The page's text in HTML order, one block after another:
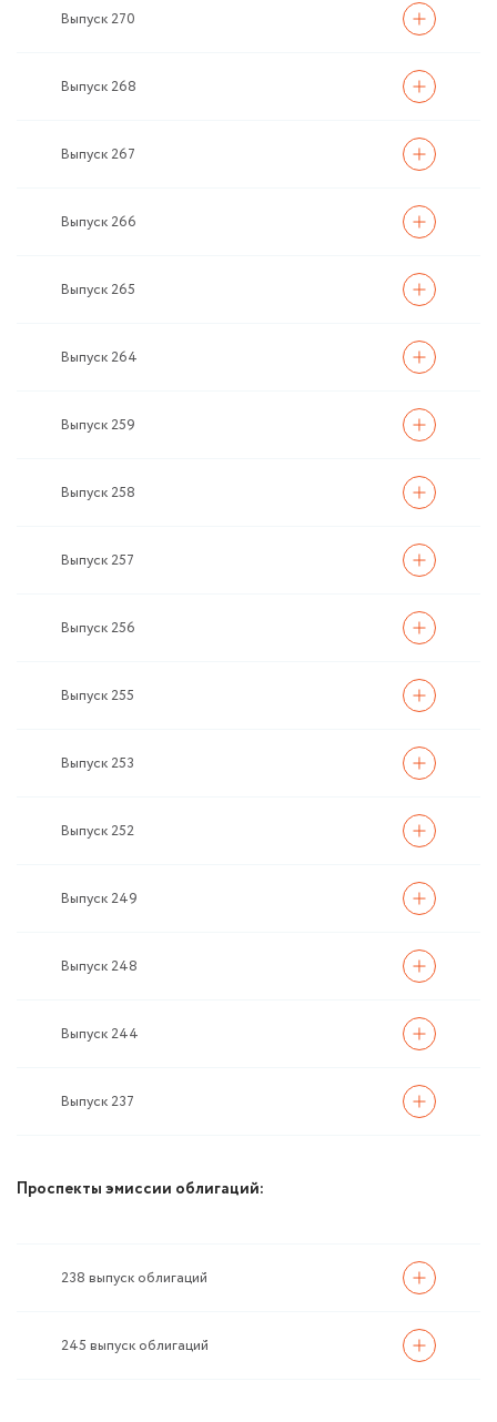
Выпуск 270
Выпуск 268
Выпуск 267
Выпуск 266
Выпуск 265
Выпуск 264
Выпуск 259
Выпуск 258
Выпуск 257
Выпуск 256
Выпуск 255
Выпуск 253
Выпуск 252
Выпуск 249
Выпуск 248
Выпуск 244
Выпуск 237
Проспекты эмиссии облигаций:
238 выпуск облигаций
245 выпуск облигаций